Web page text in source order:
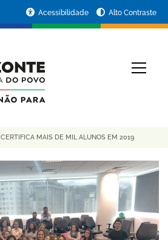
Acessibilidade Alto Contraste
CERTIFICA MAIS DE MIL ALUNOS EM 2019